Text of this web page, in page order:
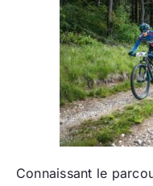
Connaissant le